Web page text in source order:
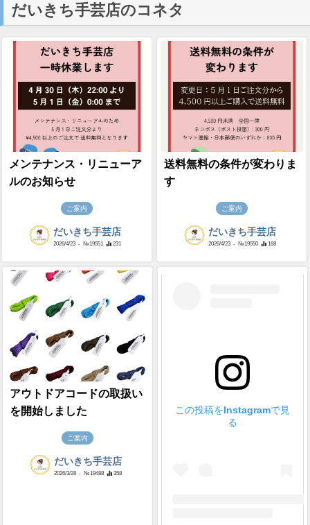
だいきち手芸店のコネタ
メンテナンス・リニューア
ルのお知らせ
ご案内
だいきち手芸店
2026/4/23 - №19551 231
送料無料の条件が変わりま
す
ご案内
だいきち手芸店
2026/4/23 - №19550 168
アウトドアコードの取扱い
を開始しました
ご案内
だいきち手芸店
2026/3/28 - №19488 358
この投稿をInstagramで見
る